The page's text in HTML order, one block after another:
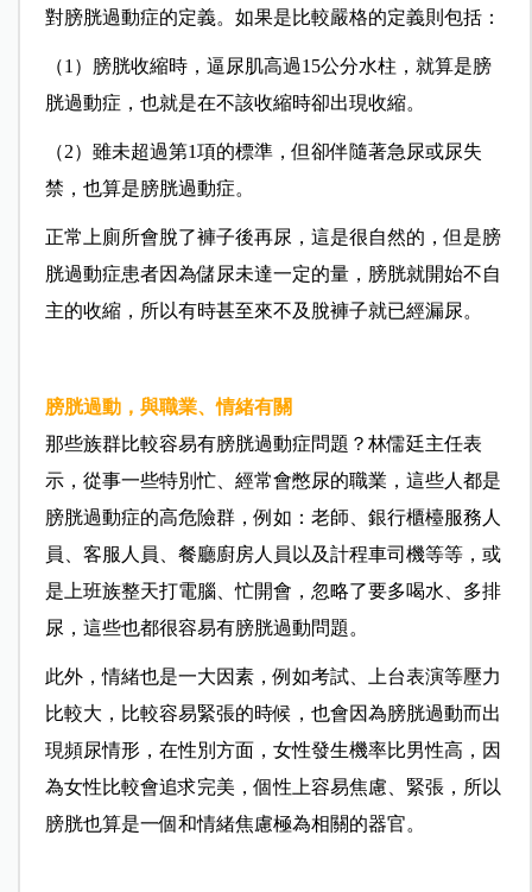
對膀胱過動症的定義。如果是比較嚴格的定義則包括：
（1）膀胱收縮時，逼尿肌高過15公分水柱，就算是膀
胱過動症，也就是在不該收縮時卻出現收縮。
（2）雖未超過第1項的標準，但卻伴隨著急尿或尿失
禁，也算是膀胱過動症。
正常上廁所會脫了褲子後再尿，這是很自然的，但是膀
胱過動症患者因為儲尿未達一定的量，膀胱就開始不自
主的收縮，所以有時甚至來不及脫褲子就已經漏尿。
膀胱過動，與職業、情緒有關
那些族群比較容易有膀胱過動症問題？林儒廷主任表
示，從事一些特別忙、經常會憋尿的職業，這些人都是
膀胱過動症的高危險群，例如：老師、銀行櫃檯服務人
員、客服人員、餐廳廚房人員以及計程車司機等等，或
是上班族整天打電腦、忙開會，忽略了要多喝水、多排
尿，這些也都很容易有膀胱過動問題。
此外，情緒也是一大因素，例如考試、上台表演等壓力
比較大，比較容易緊張的時候，也會因為膀胱過動而出
現頻尿情形，在性別方面，女性發生機率比男性高，因
為女性比較會追求完美，個性上容易焦慮、緊張，所以
膀胱也算是一個和情緒焦慮極為相關的器官。